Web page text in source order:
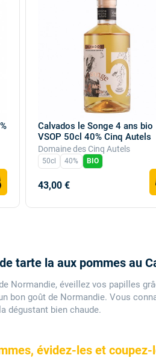
Calvados le Songe 4 ans bio
VSOP 50cl 40% Cinq Autels
Domaine des Cinq Autels
50cl 40% BIO
43,00 €
tarte la aux pommes au
Normandie, éveillez vos papilles
bon goût de Normandie. Vous
dégustant bien chaude.
évidez-les et